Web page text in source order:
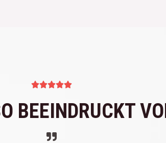
5
5
BEEINDRUCKT